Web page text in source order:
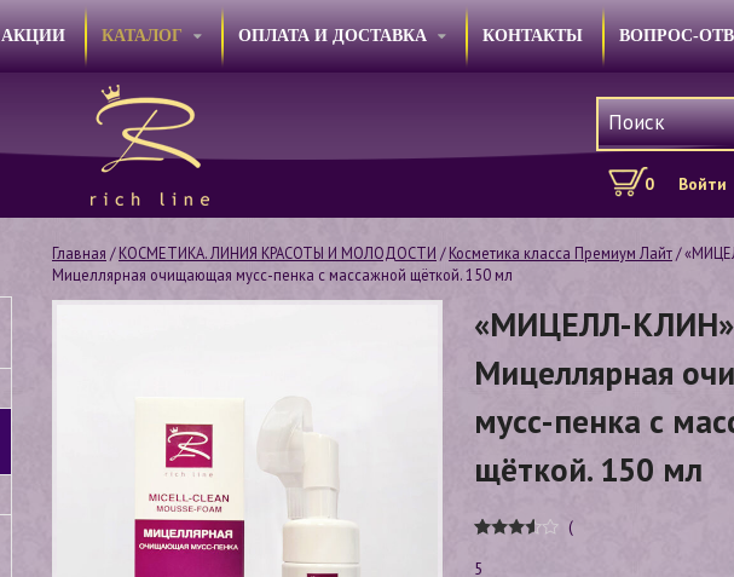
АКЦИИ КАТАЛОГ ОПЛАТА И ДОСТАВКА КОНТАКТЫ ВОПРОС-
0 Войти
Главная /КОСМЕТИКА. ЛИНИЯ КРАСОТЫ И МОЛОДОСТИ /Косметика класса Премиум Лайт/
Мицеллярная очищающая мусс-пенка с массажной щёткой. 150 мл
«МИЦЕЛЛ-КЛИН»
Мицеллярная
мусс-пенка с
щёткой. 150 мл
г
(
5